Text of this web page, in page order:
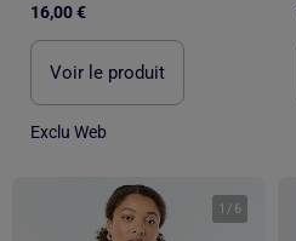
16,00 €
Voir le produit
Exclu Web
1 / 6